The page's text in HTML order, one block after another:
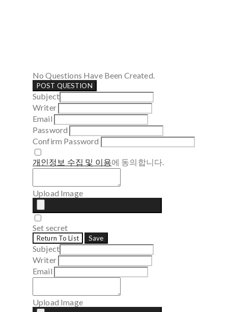
No Questions Have Been Created.
POST QUESTION
Subject
Writer
Email
Password
Confirm Password
개인정보 수집 및 이용에 동의합니다.
Upload Image
Set secret
Return To List Save
Subject
Writer
Email
Upload Image